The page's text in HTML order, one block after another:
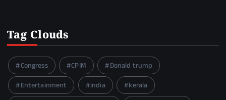
Tag Clouds
Congress CPIM
Donald trump
Entertainment
india
kerala